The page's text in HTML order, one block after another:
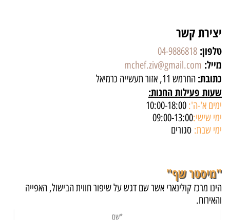
יצירת קשר
טלפון: 04-9886818
מייל: mchef.ziv@gmail.com
כתובת: החרמש 11, אזור תעשייה כרמיאל
שעות פעילות החנות:
ימים א'-ה':
ימי שישי:09:00-13:00
ימי שבת: סגורים
"מיסטר שף"
הינו מרכז קולינארי אשר שם דגש על שיפור חווית הבישול, האפייה
והאירוח.